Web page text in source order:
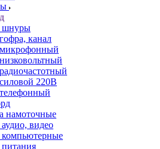
шнуры
канал
220В
намоточные
видео